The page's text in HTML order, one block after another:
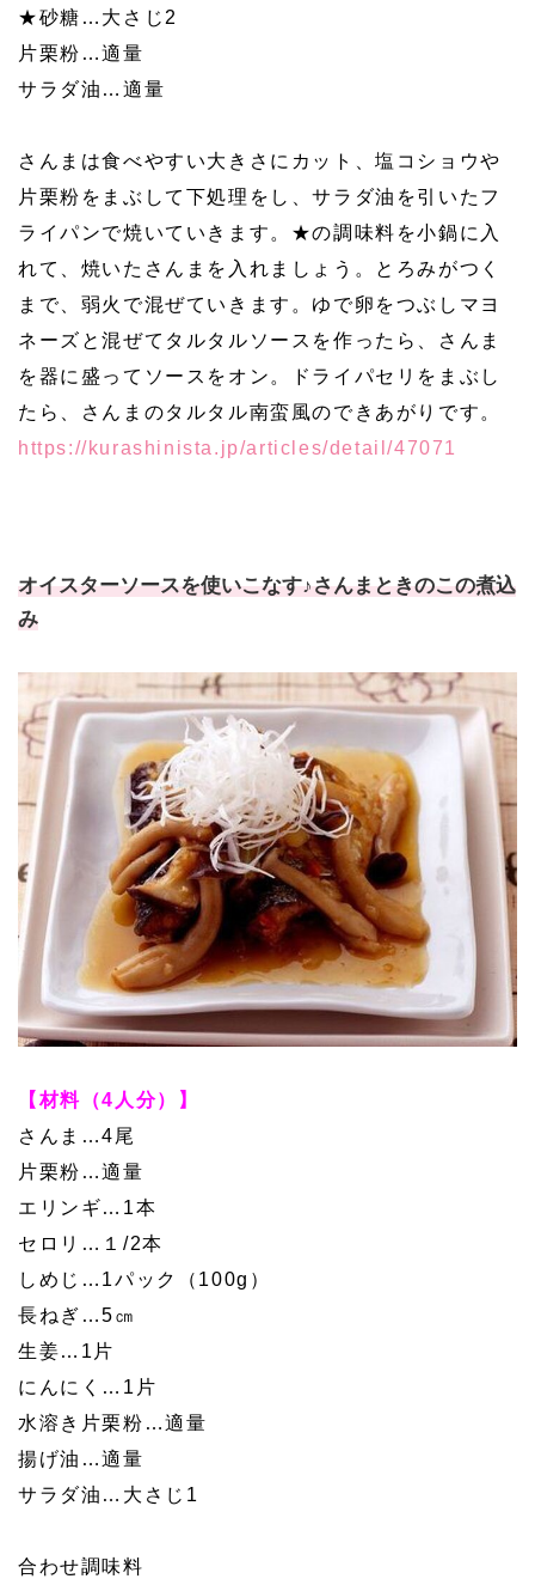
★砂糖…大さじ2
片栗粉…適量
サラダ油…適量
さんまは食べやすい大きさにカット、塩コショウや
片栗粉をまぶして下処理をし、サラダ油を引いたフ
ライパンで焼いていきます。★の調味料を小鍋に入
れて、焼いたさんまを入れましょう。とろみがつく
まで、弱火で混ぜていきます。ゆで卵をつぶしマヨ
ネーズと混ぜてタルタルソースを作ったら、さんま
を器に盛ってソースをオン。ドライパセリをまぶし
たら、さんまのタルタル南蛮風のできあがりです。
https://kurashinista.jp/articles/detail/47071
オイスターソースを使いこなす♪さんまときのこの煮込
み
【材料（4人分）】
さんま…4尾
片栗粉…適量
エリンギ…1本
セロリ…１/2本
しめじ…1パック（100g）
長ねぎ…5㎝
生姜…1片
にんにく…1片
水溶き片栗粉…適量
揚げ油…適量
サラダ油…大さじ1
合わせ調味料